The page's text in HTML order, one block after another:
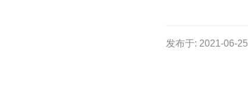
发布于: 2021-06-25